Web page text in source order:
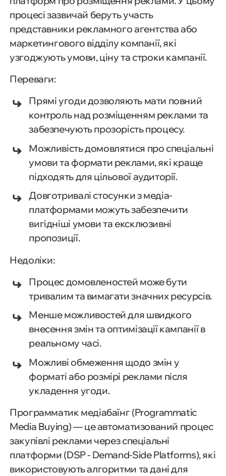
процесі зазвичай беруть участь
представники рекламного агентства або
маркетингового відділу компанії, які
узгоджують умови, ціну та строки кампанії.
Переваги:
Прямі угоди дозволяють мати повний
контроль над розміщенням реклами та
забезпечують прозорість процесу.
Можливість домовлятися про спеціальні
умови та формати реклами, які краще
підходять для цільової аудиторії.
Довготривалі стосунки з медіа-
платформами можуть забезпечити
вигідніші умови та ексклюзивні
пропозиції.
Недоліки:
Процес домовленостей може бути
тривалим та вимагати значних ресурсів.
Менше можливостей для швидкого
внесення змін та оптимізації кампанії в
реальному часі.
Можливі обмеження щодо змін у
форматі або розмірі реклами після
укладення угоди.
Программатик медіабаїнг (Programmatic
Media Buying) — це автоматизований процес
закупівлі реклами через спеціальні
платформи (DSP - Demand-Side Platforms), які
використовують алгоритми та дані для